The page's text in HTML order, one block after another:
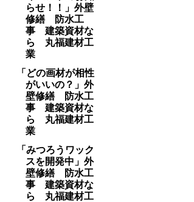
らせ！！」外壁
修繕 防水工
事 建築資材な
ら 丸福建材工
業
「どの画材が相性
がいいの？」外
壁修繕 防水工
事 建築資材な
ら 丸福建材工
業
「みつろうワック
スを開発中」外
壁修繕 防水工
事 建築資材な
ら 丸福建材工